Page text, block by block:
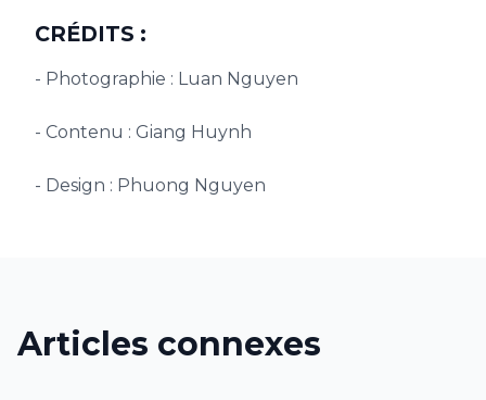
CRÉDITS :
- Photographie : Luan Nguyen
- Contenu : Giang Huynh
- Design : Phuong Nguyen
Articles connexes